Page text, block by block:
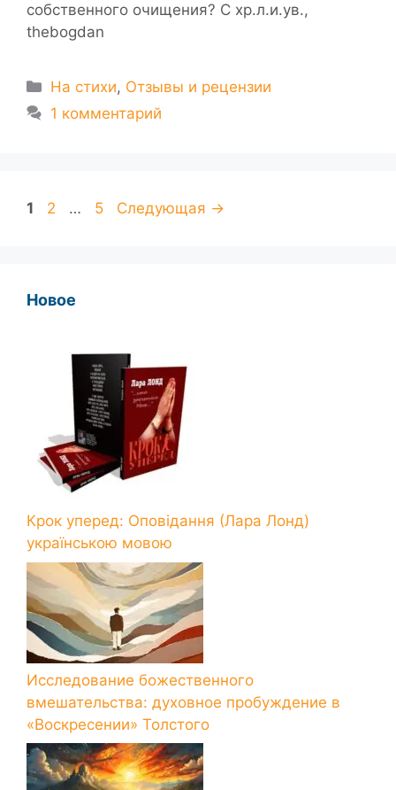
собственного очищения? С хр.л.и.ув.,
thebogdan
Рубрики
На стихи, Отзывы и рецензии
1 комментарий
Страница
1 Страница
2 … Страница
5 Следующая →
Новое
Крок уперед: Оповідання (Лара Лонд)
українською мовою
Исследование божественного
вмешательства: духовное пробуждение в
«Воскресении» Толстого